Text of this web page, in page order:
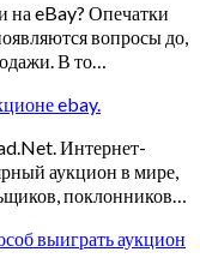
на eBay? Опечатки
вопросы до,
В то…
ebay.
Интернет-
аукцион в мире,
поклонников…
выиграть аукцион